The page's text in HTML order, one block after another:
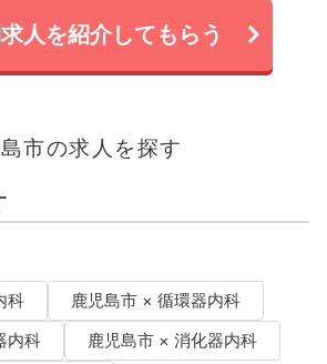
人を紹介してもらう
市の求人を探す
科
鹿児島市 × 循環器内科
内科
鹿児島市 × 消化器内科